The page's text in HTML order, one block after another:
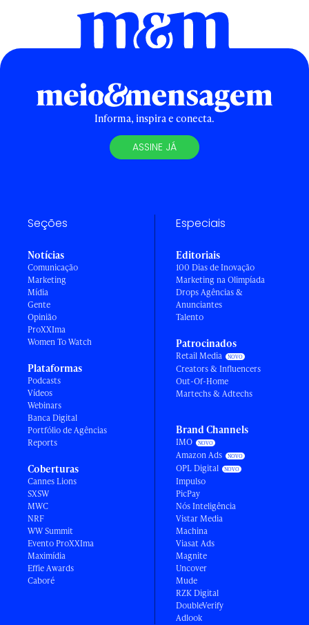
Informa, inspira e conecta.
ASSINE JÁ
Seções
Notícias
Comunicação
Marketing
Mídia
Gente
Opinião
ProXXIma
Women To Watch
Plataformas
Podcasts
Vídeos
Webinars
Banca Digital
Portfólio de Agências
Reports
Coberturas
Cannes Lions
SXSW
MWC
NRF
WW Summit
Evento ProXXIma
Maximídia
Effie Awards
Caboré
Especiais
Editoriais
100 Dias de Inovação
Marketing na Olimpíada
Drops Agências &
Anunciantes
Talento
Patrocinados
Retail Media
Creators & Influencers
Out-Of-Home
Martechs & Adtechs
Brand Channels
IMO
Amazon Ads
OPL Digital
Impulso
PicPay
Nós Inteligência
Vistar Media
Machina
Viasat Ads
Magnite
Uncover
Mude
RZK Digital
DoubleVerify
Adlook